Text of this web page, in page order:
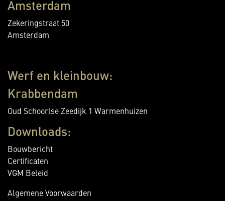
Amsterdam
Zekeringstraat 50
Amsterdam
Werf en kleinbouw:
Krabbendam
Oud Schoorlse Zeedijk 1 Warmenhuizen
Downloads:
Bouwbericht
Certificaten
VGM Beleid
Algemene Voorwaarden